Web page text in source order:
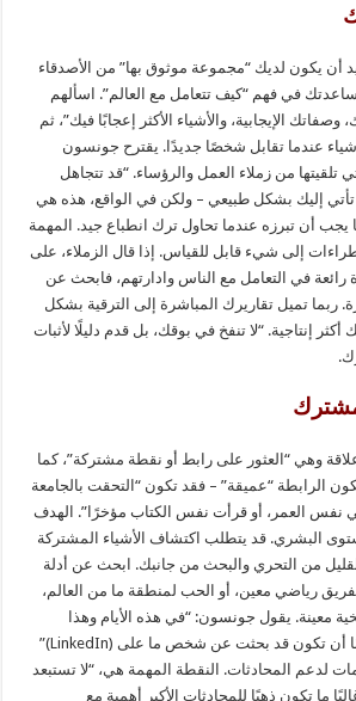
أن يكون لديك “مجموعة موثوق بها” من الأصدقاء
في فهم “كيف تتعامل مع العالم”. اسألهم
الإيجابية، والأشياء الأكثر إعجابًا فيك”، ثم
عندما تقابل شخصًا جديدًا. يقترح جونسون
تلقيتها من زملاء العمل والرؤساء. “قد تتجاهل
تأتي إليك بشكل طبيعي – ولكن في الواقع، هذه هي
يجب أن تبرزه عندما تحاول ترك انطباع جيد. المهمة
إلى شيء قابل للقياس. إذا قال الزملاء، على
رائعة في التعامل مع الناس وادارتهم، فابحث عن
ربما تميل تقاريرك المباشرة إلى الترقية بشكل
إنتاجية. “لا تنفخ في بوقك، بل قدم دليلًا لأثبات
وهي “العثور على رابط أو نقطة مشتركة”، كما
الرابطة “عميقة” – فقد تكون “التحقت بالجامعة
نفس العمر، أو قرأت نفس الكتاب مؤخرًا”. الهدف
البشري. قد يتطلب اكتشاف الأشياء المشتركة
من التحري والبحث من جانبك. ابحث عن أدلة
رياضي معين، أو الحب لمنطقة ما من العالم،
معينة. يقول جونسون: “في هذه الأيام وهذا
العصر، من الطبيعي تمامًا أن تكون قد بحثت عن شخص ما على (LinkedIn)”
لدعم المحادثات. النقطة المهمة هي، “لا تستبعد
ما تكون ذهبًا للمحادثات الأكبر أهمية مع